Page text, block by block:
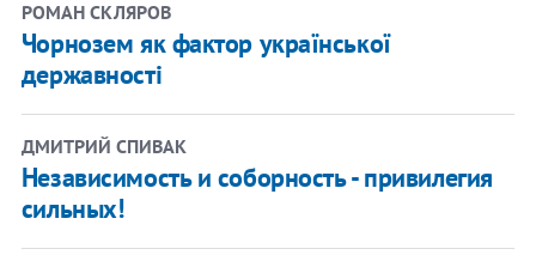
РОМАН СКЛЯРОВ
Чорнозем як фактор української
державності
ДМИТРИЙ СПИВАК
Независимость и соборность - привилегия
сильных!